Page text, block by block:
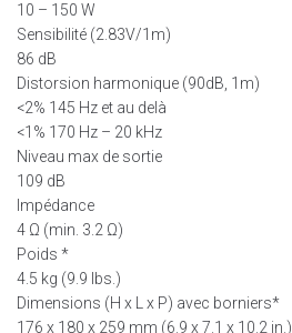
10 – 150 W
Sensibilité (2.83V/1m)
86 dB
Distorsion harmonique (90dB, 1m)
<2% 145 Hz et au delà
<1% 170 Hz – 20 kHz
Niveau max de sortie
109 dB
Impédance
4 Ω (min. 3.2 Ω)
Poids *
4.5 kg (9.9 lbs.)
Dimensions (H x L x P) avec borniers*
176 x 180 x 259 mm (6.9 x 7.1 x 10.2 in.)